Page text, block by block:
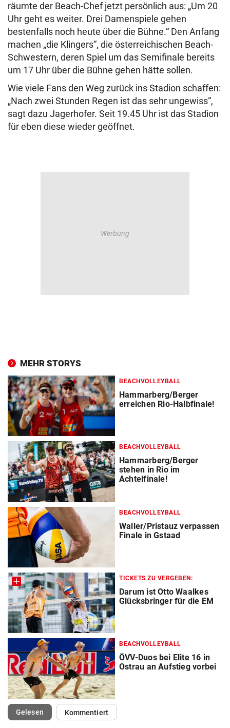
räumte der Beach-Chef jetzt persönlich aus: „Um 20
Uhr geht es weiter. Drei Damenspiele gehen
bestenfalls noch heute über die Bühne.“ Den Anfang
machen „die Klingers“, die österreichischen Beach-
Schwestern, deren Spiel um das Semifinale bereits
um 17 Uhr über die Bühne gehen hätte sollen.
Wie viele Fans den Weg zurück ins Stadion schaffen:
„Nach zwei Stunden Regen ist das sehr ungewiss“,
sagt dazu Jagerhofer. Seit 19.45 Uhr ist das Stadion
für eben diese wieder geöffnet.
MEHR STORYS
BEACHVOLLEYBALL
Hammarberg/Berger
erreichen Rio-Halbfinale!
BEACHVOLLEYBALL
Hammarberg/Berger
stehen in Rio im
Achtelfinale!
BEACHVOLLEYBALL
Waller/Pristauz verpassen
Finale in Gstaad
TICKETS ZU VERGEBEN:
Darum ist Otto Waalkes
Glücksbringer für die EM
BEACHVOLLEYBALL
ÖVV-Duos bei Elite 16 in
Ostrau an Aufstieg vorbei
Gelesen(ausgewählt)Kommentiert